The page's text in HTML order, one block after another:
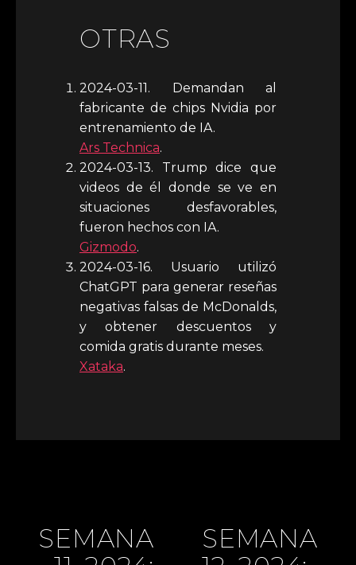
OTRAS
2024-03-11. Demandan al
fabricante de chips Nvidia por
entrenamiento de IA.
Ars Technica.
2024-03-13. Trump dice que
videos de él donde se ve en
situaciones desfavorables,
fueron hechos con IA.
Gizmodo.
2024-03-16. Usuario utilizó
ChatGPT para generar reseñas
negativas falsas de McDonalds,
y obtener descuentos y
comida gratis durante meses.
Xataka.
SEMANA
SEMANA